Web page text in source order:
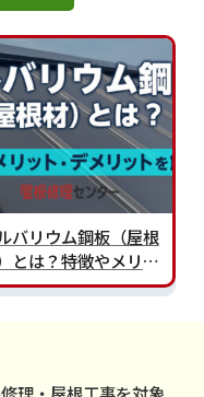
バリウム鋼板（屋根
とは？特徴やメリッ
デメリットを解説